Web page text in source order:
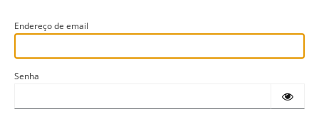
Endereço de email
Senha